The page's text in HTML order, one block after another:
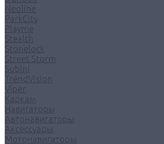
Neoline
ParkCity
Playme
Stealth
Stonelock
Street Storm
Subini
TrendVision
Viper
Каркам
Навигаторы
Автонавигаторы
Аксессуары
Мотонавигаторы